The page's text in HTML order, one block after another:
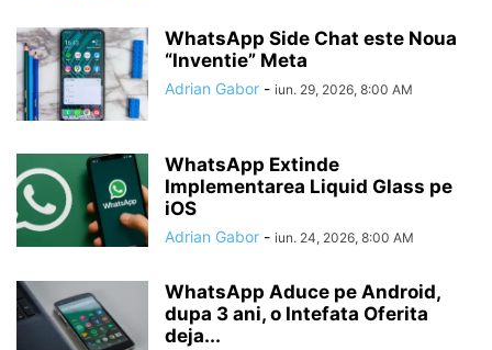
WhatsApp Side Chat este Noua
“Inventie” Meta
Adrian Gabor - iun. 29, 2026, 8:00 AM
WhatsApp Extinde
Implementarea Liquid Glass pe
iOS
Adrian Gabor - iun. 24, 2026, 8:00 AM
WhatsApp Aduce pe Android,
dupa 3 ani, o Intefata Oferita
deja...